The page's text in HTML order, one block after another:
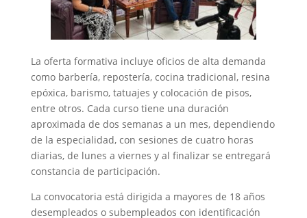
La oferta formativa incluye oficios de alta demanda
como barbería, repostería, cocina tradicional, resina
epóxica, barismo, tatuajes y colocación de pisos,
entre otros. Cada curso tiene una duración
aproximada de dos semanas a un mes, dependiendo
de la especialidad, con sesiones de cuatro horas
diarias, de lunes a viernes y al finalizar se entregará
constancia de participación.
La convocatoria está dirigida a mayores de 18 años
desempleados o subempleados con identificación